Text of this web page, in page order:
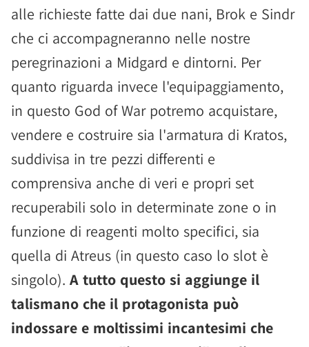
alle richieste fatte dai due nani, Brok e Sindr
che ci accompagneranno nelle nostre
peregrinazioni a Midgard e dintorni. Per
quanto riguarda invece l'equipaggiamento,
in questo God of War potremo acquistare,
vendere e costruire sia l'armatura di Kratos,
suddivisa in tre pezzi differenti e
comprensiva anche di veri e propri set
recuperabili solo in determinate zone o in
funzione di reagenti molto specifici, sia
quella di Atreus (in questo caso lo slot è
singolo). A tutto questo si aggiunge il
talismano che il protagonista può
indossare e moltissimi incantesimi che